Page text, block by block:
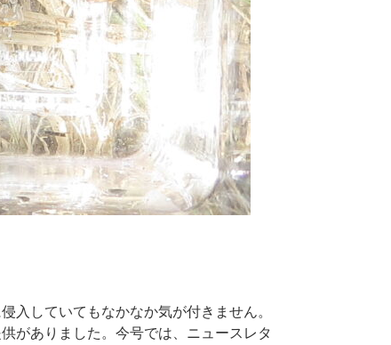
入していてもなかなか気が付きません。
がありました。今号では、ニュースレタ